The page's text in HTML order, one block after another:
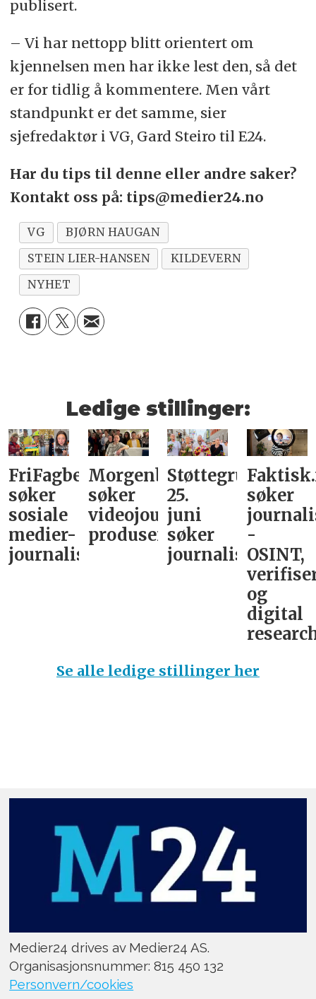
publisert.
– Vi har nettopp blitt orientert om
kjennelsen men har ikke lest den, så det
er for tidlig å kommentere. Men vårt
standpunkt er det samme, sier
sjefredaktør i VG, Gard Steiro til E24.
Har du tips til denne eller andre saker?
Kontakt oss på: tips@medier24.no
VG
BJØRN HAUGAN
STEIN LIER-HANSEN
KILDEVERN
NYHET
Ledige stillinger:
FriFagbevegelse
søker
sosiale
medier-
journalist
Morgenbladet
søker
videojournalist/podkast-
produsent
Støttegruppa
25.
juni
søker
journalist
søker
-
OSINT,
og
digital
Se alle ledige stillinger her
Medier24 drives av Medier24 AS.
Organisasjonsnummer: 815 450 132
Personvern/cookies